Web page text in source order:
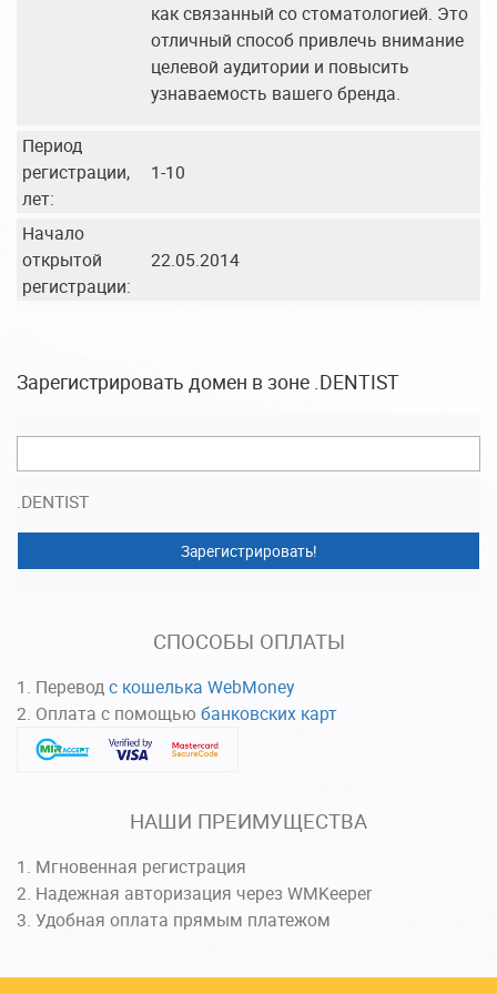
как связанный со стоматологией. Это
отличный способ привлечь внимание
целевой аудитории и повысить
узнаваемость вашего бренда.
Период
регистрации,
лет:
1-10
Начало
открытой
регистрации:
22.05.2014
Зарегистрировать домен в зоне .DENTIST
.DENTIST
Зарегистрировать!
СПОСОБЫ ОПЛАТЫ
Переводс кошелька WebMoney
Оплата с помощью банковских карт
НАШИ ПРЕИМУЩЕСТВА
Мгновенная регистрация
Надежная авторизация через WMKeeper
Удобная оплата прямым платежом